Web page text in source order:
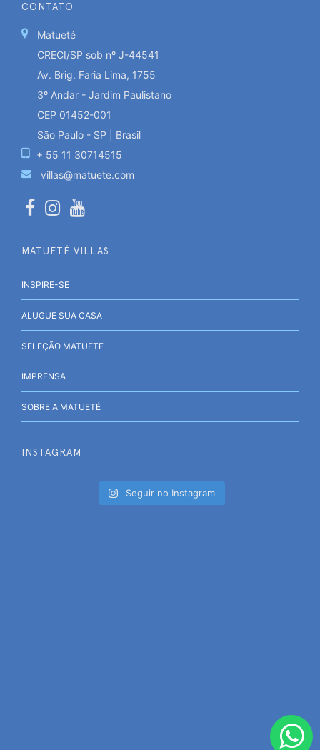
CONTATO
Matueté
CRECI/SP sob nº J-44541
Av. Brig. Faria Lima, 1755
3º Andar - Jardim Paulistano
CEP 01452-001
São Paulo - SP | Brasil
+ 55 11 30714515
villas@matuete.com
MATUETÉ VILLAS
INSPIRE-SE
ALUGUE SUA CASA
SELEÇÃO MATUETE
IMPRENSA
SOBRE A MATUETÉ
INSTAGRAM
Seguir no Instagram